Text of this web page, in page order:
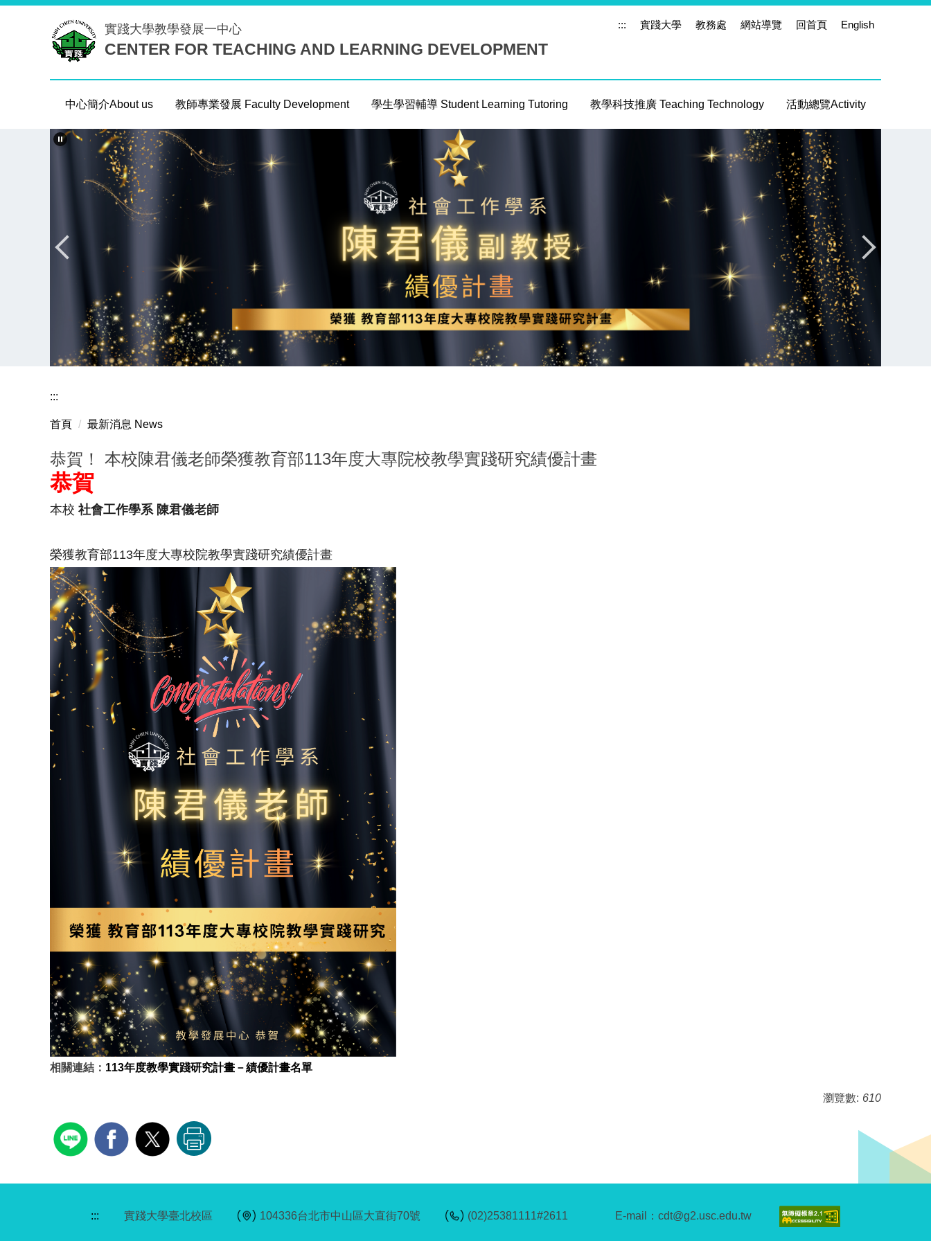
實踐大學教學發展一中心
CENTER FOR TEACHING AND LEARNING DEVELOPMENT
::: 實踐大學 教務處 網站導覽 回首頁 English
中心簡介About us 教師專業發展 Faculty Development 學生學習輔導 Student Learning Tutoring 教學科技推廣 Teaching Technology 活動總覽Activity
實踐大學教學發展一中心
:::
首頁 最新消息 News
恭賀！ 本校陳君儀老師榮獲教育部113年度大專院校教學實踐研究績優計畫
恭賀
本校 社會工作學系 陳君儀老師
榮獲教育部113年度大專校院教學實踐研究績優計畫
相關連結： 113年度教學實踐研究計畫－績優計畫名單
瀏覽數: 610
::: 實踐大學臺北校區 104336台北市中山區大直街70號 (02)25381111#2611 E-mail：cdt@g2.usc.edu.tw